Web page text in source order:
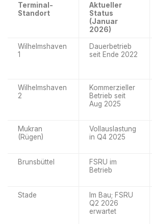
Terminal-
Standort
Aktueller
Status
(Januar
2026)
Wilhelmshaven
1
Dauerbetrieb
seit Ende 2022
Wilhelmshaven
2
Kommerzieller
Betrieb seit
Aug 2025
Mukran
(Rügen)
Vollauslastung
in Q4 2025
Brunsbüttel
FSRU im
Betrieb
Stade
Im Bau; FSRU
Q2 2026
erwartet